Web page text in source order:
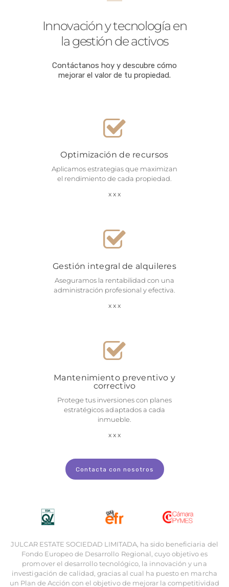
Innovación y tecnología en
la gestión de activos
Contáctanos hoy y descubre cómo
mejorar el valor de tu propiedad.
Optimización de recursos
Aplicamos estrategias que maximizan
el rendimiento de cada propiedad.
Gestión integral de alquileres
Aseguramos la rentabilidad con una
administración profesional y efectiva.
Mantenimiento preventivo y
correctivo
Protege tus inversiones con planes
estratégicos adaptados a cada
inmueble.
Contacta con nosotros
JULCAR ESTATE SOCIEDAD LIMITADA, ha sido beneficiaria del
Fondo Europeo de Desarrollo Regional, cuyo objetivo es
promover el desarrollo tecnológico, la innovación y una
investigación de calidad, gracias al cual ha puesto en marcha
un Plan de Acción con el objetivo de mejorar la competitividad